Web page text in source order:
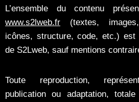
L’ensemble du contenu
www.s2lweb.fr (textes,
icônes, structure, code, etc.) est
de S2Lweb, sauf mentions
Toute reproduction,
publication ou adaptation,